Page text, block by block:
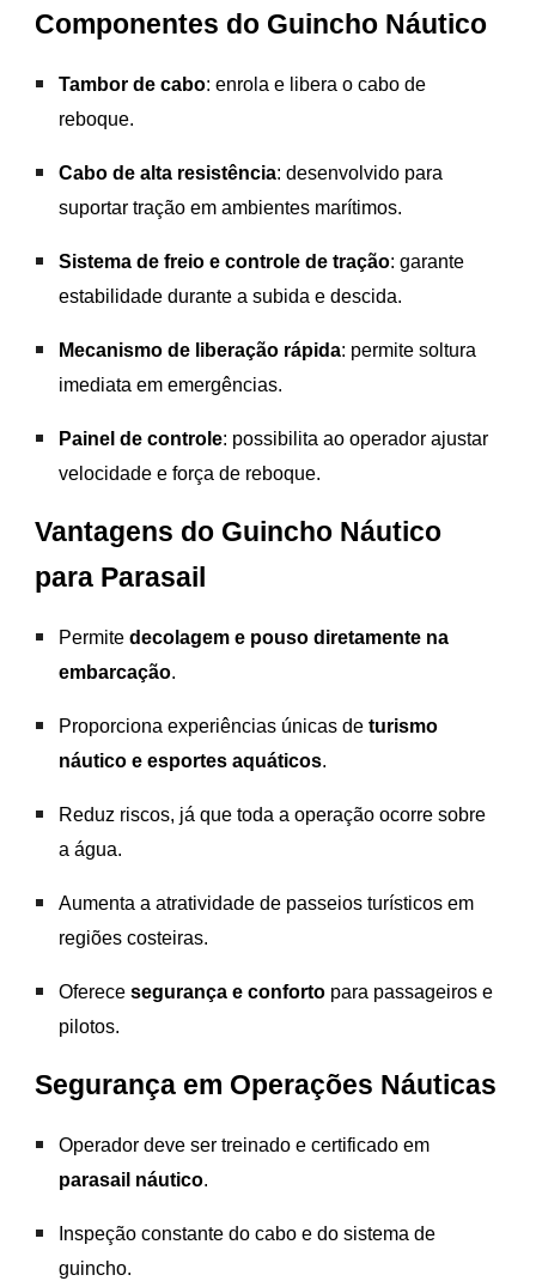
Componentes do Guincho Náutico
Tambor de cabo: enrola e libera o cabo de
reboque.
Cabo de alta resistência: desenvolvido para
suportar tração em ambientes marítimos.
Sistema de freio e controle de tração: garante
estabilidade durante a subida e descida.
Mecanismo de liberação rápida: permite soltura
imediata em emergências.
Painel de controle: possibilita ao operador ajustar
velocidade e força de reboque.
Vantagens do Guincho Náutico
para Parasail
Permitedecolagem e pouso diretamente na
embarcação.
Proporciona experiências únicas deturismo
náutico e esportes aquáticos.
Reduz riscos, já que toda a operação ocorre sobre
a água.
Aumenta a atratividade de passeios turísticos em
regiões costeiras.
Oferecesegurança e conforto para passageiros e
pilotos.
Segurança em Operações Náuticas
Operador deve ser treinado e certificado em
parasail náutico.
Inspeção constante do cabo e do sistema de
guincho.